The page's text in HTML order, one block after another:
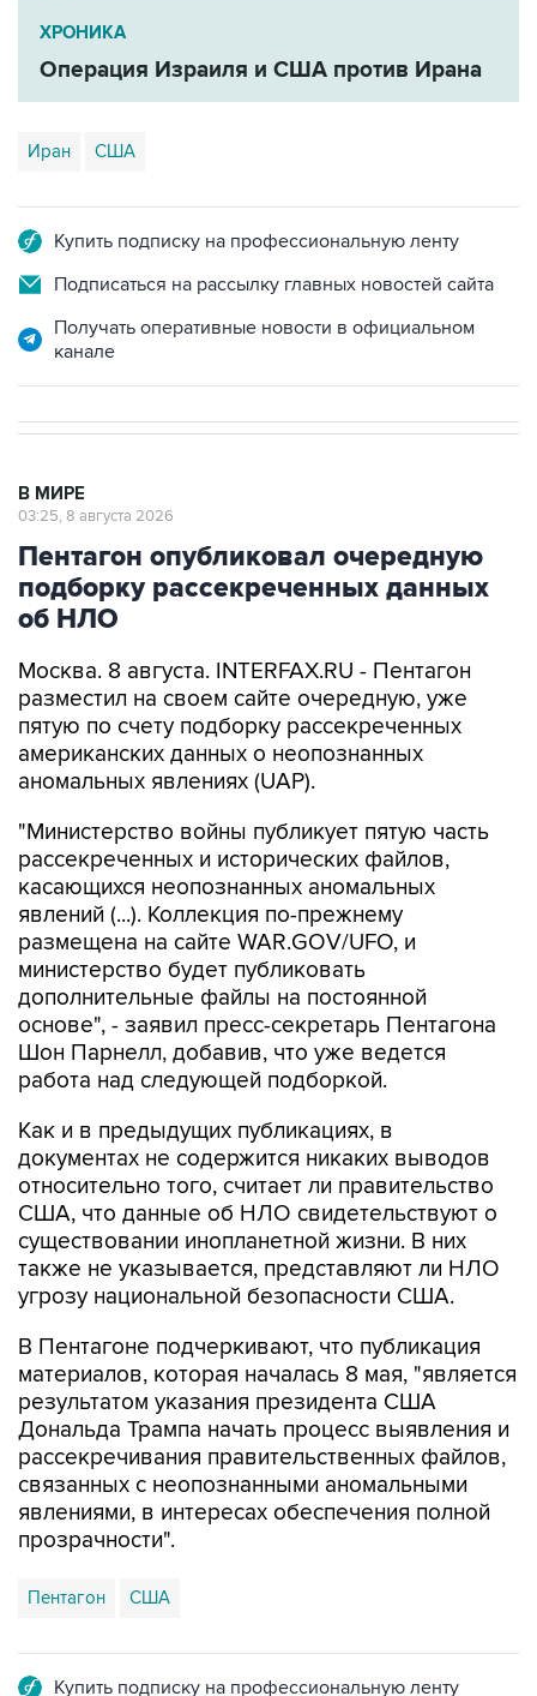
Операция Израиля и США против Ирана
Иран США
Подписаться на рассылку главных новостей сайта
Получать оперативные новости в официальном
Пентагон опубликовал очередную
подборку рассекреченных данных
об НЛО
Москва. 8 августа. INTERFAX.RU - Пентагон
пятую по счету подборку рассекреченных
американских данных о неопознанных
аномальных явлениях (UAP).
"Министерство войны публикует пятую часть
касающихся неопознанных аномальных
явлений (...). Коллекция по-прежнему
размещена на сайте WAR.GOV/UFO, и
министерство будет публиковать
дополнительные файлы на постоянной
основе", - заявил пресс-секретарь Пентагона
Шон Парнелл, добавив, что уже ведется
работа над следующей подборкой.
Как и в предыдущих публикациях, в
относительно того, считает ли правительство
США, что данные об НЛО свидетельствуют о
существовании инопланетной жизни. В них
также не указывается, представляют ли НЛО
угрозу национальной безопасности США.
В Пентагоне подчеркивают, что публикация
результатом указания президента США
Дональда Трампа начать процесс выявления и
рассекречивания правительственных файлов,
связанных с неопознанными аномальными
явлениями, в интересах обеспечения полной
прозрачности".
Пентагон США
Подписаться на рассылку главных новостей сайта